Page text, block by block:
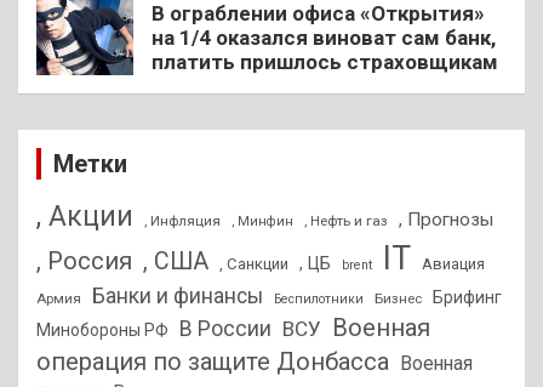
В ограблении офиса «Открытия»
на 1/4 оказался виноват сам банк,
платить пришлось страховщикам
Метки
, Акции , Инфляция , Минфин , Нефть и газ , Прогнозы
, Россия , США , Санкции , ЦБ brent IT Авиация
Армия Банки и финансы Беспилотники Бизнес
Брифинг
Минобороны РФ
В России ВСУ Военная
операция по защите Донбасса
Военная